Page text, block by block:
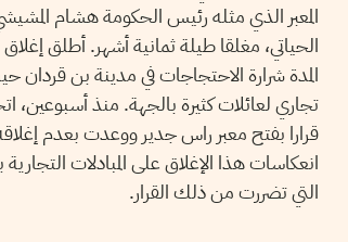
المعبر الذي مثله رئيس الحكومة هشام
الحياتي، مغلقا طيلة ثمانية أشهر. أطلق إغلاق
المدة شرارة الاحتجاجات في مدينة بن قردان
تجاري لعائلات كثيرة بالجهة. منذ أسبوعين،
قرارا بفتح معبر راس جدير ووعدت بعدم
انعكاسات هذا الإغلاق على المبادلات
التي تضررت من ذلك القرار.